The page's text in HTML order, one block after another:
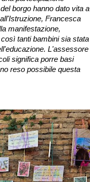
borgo hanno dato vita a
Francesca
manifestazione,
tanti bambini sia stata
L'assessore
significa porre basi
reso possibile questa